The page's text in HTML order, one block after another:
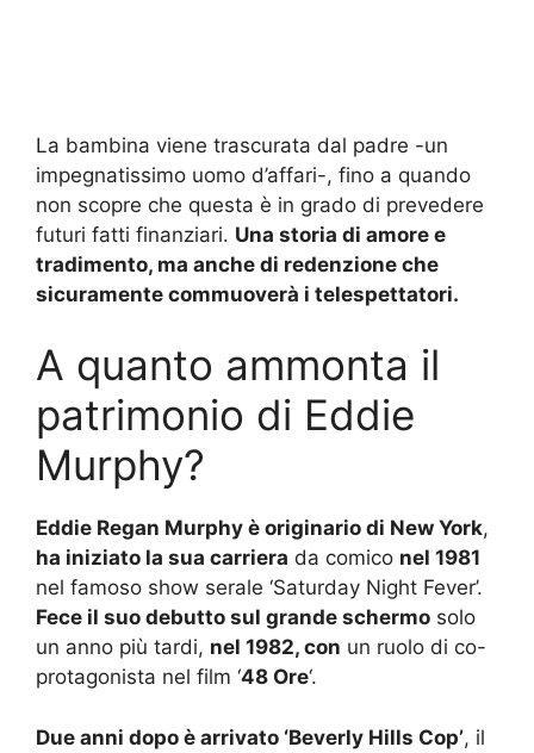
La bambina viene trascurata dal padre -un
impegnatissimo uomo d’affari-, fino a quando
non scopre che questa è in grado di prevedere
futuri fatti finanziari. Una storia di amore e
tradimento, ma anche di redenzione che
sicuramente commuoverà i telespettatori.
A quanto ammonta il
patrimonio di Eddie
Murphy?
Eddie Regan Murphy è originario di New York,
ha iniziato la sua carriera da comico nel 1981
nel famoso show serale ‘Saturday Night Fever’.
Fece il suo debutto sul grande schermo solo
un anno più tardi, nel 1982, con un ruolo di co-
protagonista nel film ‘48 Ore‘.
Due anni dopo è arrivato ‘Beverly Hills Cop’, il